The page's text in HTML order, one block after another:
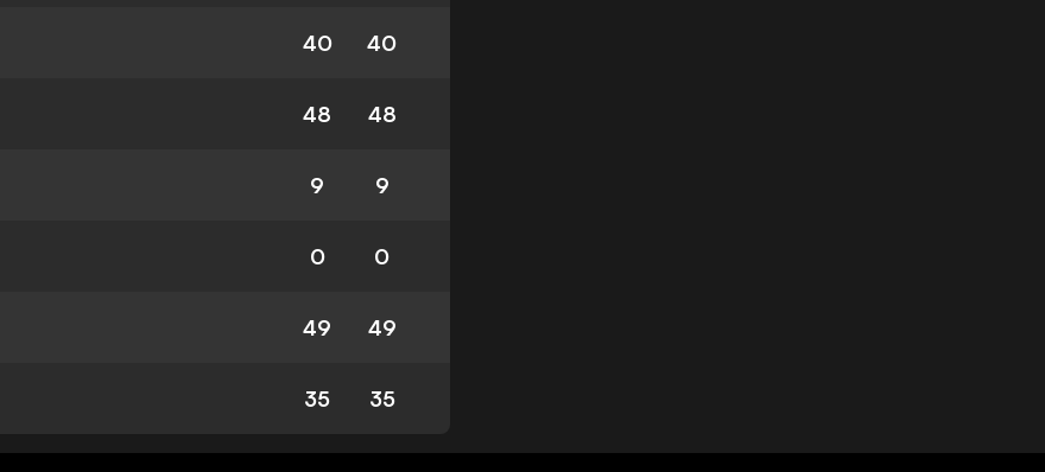
40 40
48 48
9 9
0 0
49 49
35 35